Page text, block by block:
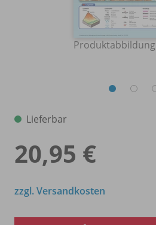
Produktabbildung
Lieferbar
20,95 €
zzgl. Versandkosten